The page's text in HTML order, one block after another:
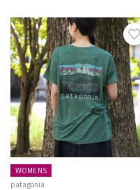
WOMENS
patagonia